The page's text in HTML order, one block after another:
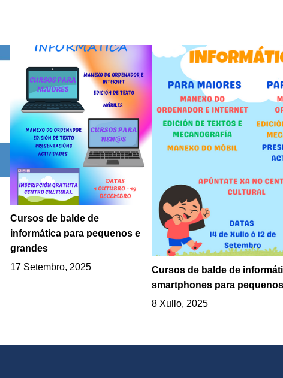
Cursos de balde de
informática para pequenos e
grandes
17 Setembro, 2025
Cursos de balde de
smartphones para
8 Xullo, 2025